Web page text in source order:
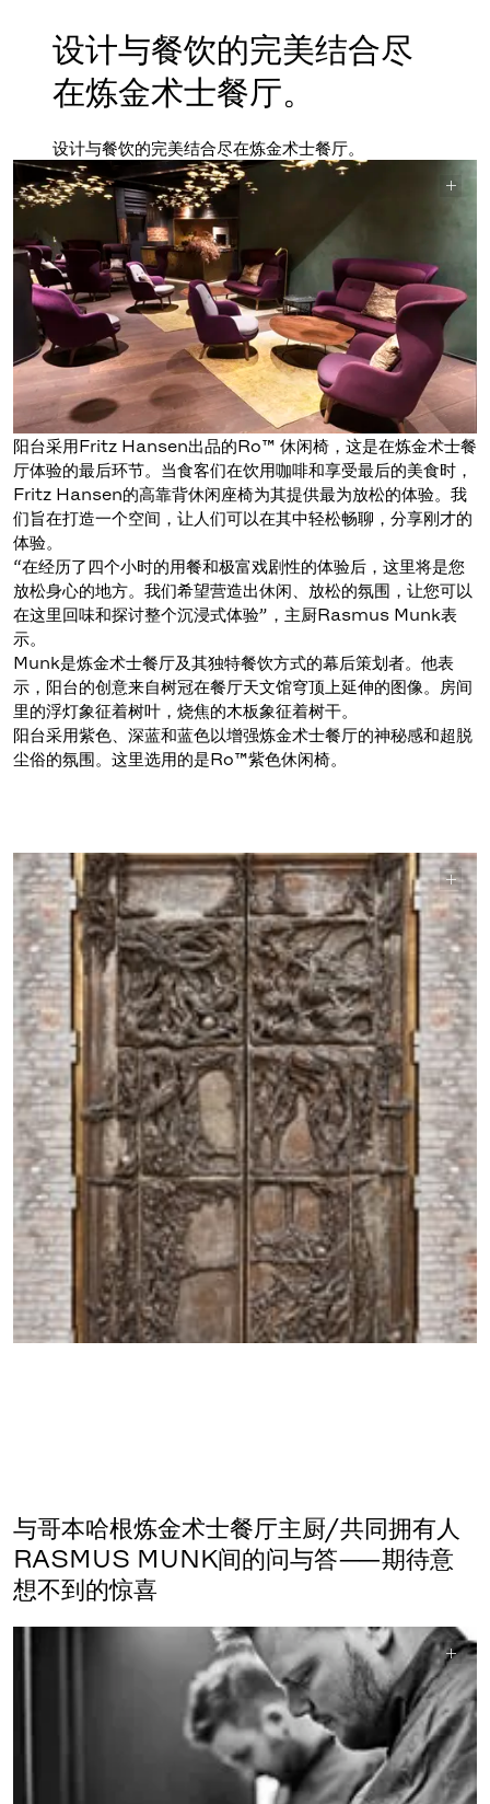
设计与餐饮的完美结合尽
在炼金术士餐厅。
设计与餐饮的完美结合尽在炼金术士餐厅。
阳台采用Fritz Hansen出品的Ro™ 休闲椅，这是在炼金术士餐
厅体验的最后环节。当食客们在饮用咖啡和享受最后的美食时，
Fritz Hansen的高靠背休闲座椅为其提供最为放松的体验。我
们旨在打造一个空间，让人们可以在其中轻松畅聊，分享刚才的
体验。
“在经历了四个小时的用餐和极富戏剧性的体验后，这里将是您
放松身心的地方。我们希望营造出休闲、放松的氛围，让您可以
在这里回味和探讨整个沉浸式体验”，主厨Rasmus Munk表
示。
Munk是炼金术士餐厅及其独特餐饮方式的幕后策划者。他表
示，阳台的创意来自树冠在餐厅天文馆穹顶上延伸的图像。房间
里的浮灯象征着树叶，烧焦的木板象征着树干。
阳台采用紫色、深蓝和蓝色以增强炼金术士餐厅的神秘感和超脱
尘俗的氛围。这里选用的是Ro™紫色休闲椅。
与哥本哈根炼金术士餐厅主厨/共同拥有人
RASMUS MUNK间的问与答——期待意
想不到的惊喜